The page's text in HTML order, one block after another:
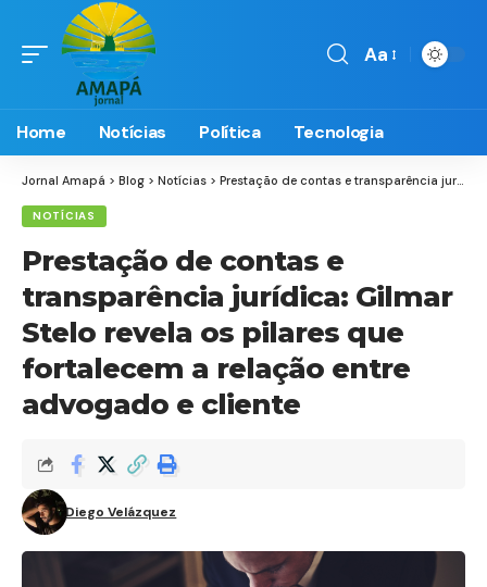
Font
Aa
Home Notícias Política Tecnologia
Jornal Amapá > Blog > Notícias > Prestação de contas e transparência jurídica: Gilmar Stelo revela os pilares que fortalecem a relação entre advogado e cliente
NOTÍCIAS
Prestação de contas e
transparência jurídica: Gilmar
Stelo revela os pilares que
fortalecem a relação entre
advogado e cliente
Diego Velázquez